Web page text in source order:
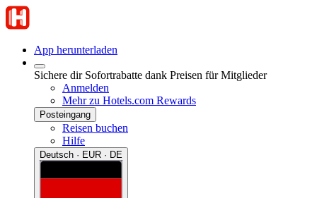
App herunterladen
Sichere dir Sofortrabatte dank Preisen für Mitglieder
Anmelden
Mehr zu Hotels.com Rewards
Posteingang
Reisen buchen
Hilfe
Deutsch · EUR · DE